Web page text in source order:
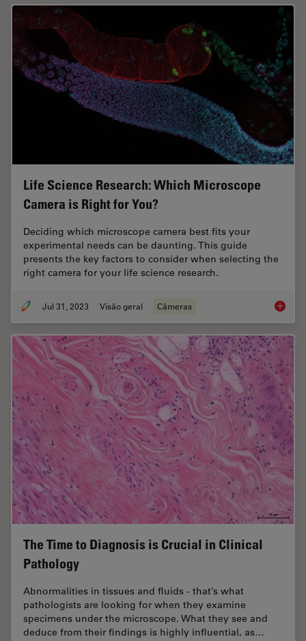
Life Science Research: Which Microscope
Camera is Right for You?
Deciding which microscope camera best fits your
experimental needs can be daunting. This guide
presents the key factors to consider when selecting the
right camera for your life science research.
Jul 31, 2023 Visão geral Câmeras Life
The Time to Diagnosis is Crucial in Clinical
Pathology
Abnormalities in tissues and fluids - that’s what
pathologists are looking for when they examine
specimens under the microscope. What they see and
deduce from their findings is highly influential, as…